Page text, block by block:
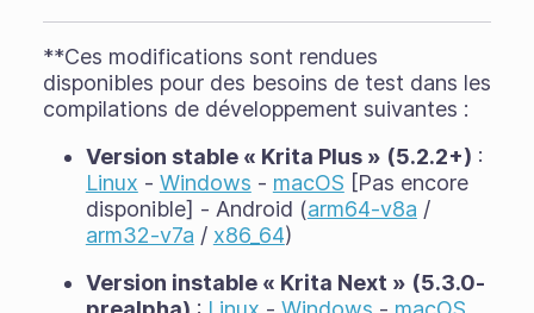
**Ces modifications sont rendues
disponibles pour des besoins de test dans les
compilations de développement suivantes :
Version stable « Krita Plus » (5.2.2+) :
Linux - Windows - macOS [Pas encore
disponible] - Android (arm64-v8a /
arm32-v7a / x86_64)
Version instable « Krita Next » (5.3.0-